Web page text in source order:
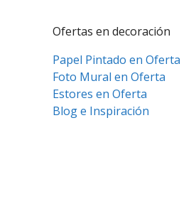
Ofertas en decoración
Papel Pintado en Oferta
Foto Mural en Oferta
Estores en Oferta
Blog e Inspiración